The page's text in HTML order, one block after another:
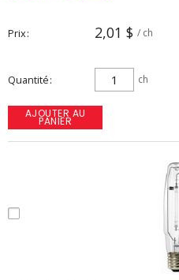
Prix 2,01 $ / ch
Quantité ch
AJOUTER AU
PANIER